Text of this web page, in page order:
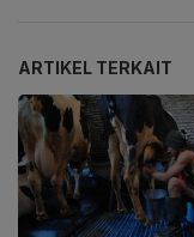
ARTIKEL TERKAIT